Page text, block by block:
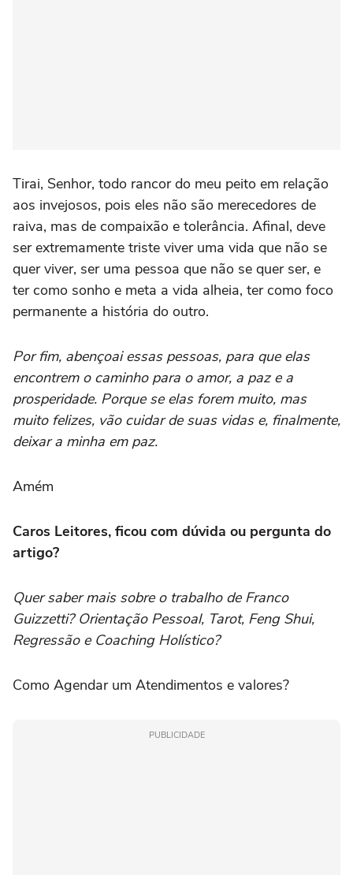
Tirai, Senhor, todo rancor do meu peito em relação
aos invejosos, pois eles não são merecedores de
raiva, mas de compaixão e tolerância. Afinal, deve
ser extremamente triste viver uma vida que não se
quer viver, ser uma pessoa que não se quer ser, e
ter como sonho e meta a vida alheia, ter como foco
permanente a história do outro.
Por fim, abençoai essas pessoas, para que elas
encontrem o caminho para o amor, a paz e a
prosperidade. Porque se elas forem muito, mas
muito felizes, vão cuidar de suas vidas e, finalmente,
deixar a minha em paz.
Amém
Caros Leitores, ficou com dúvida ou pergunta do
artigo?
Quer saber mais sobre o trabalho de Franco
Guizzetti? Orientação Pessoal, Tarot, Feng Shui,
Regressão e Coaching Holístico?
Como Agendar um Atendimentos e valores?
PUBLICIDADE